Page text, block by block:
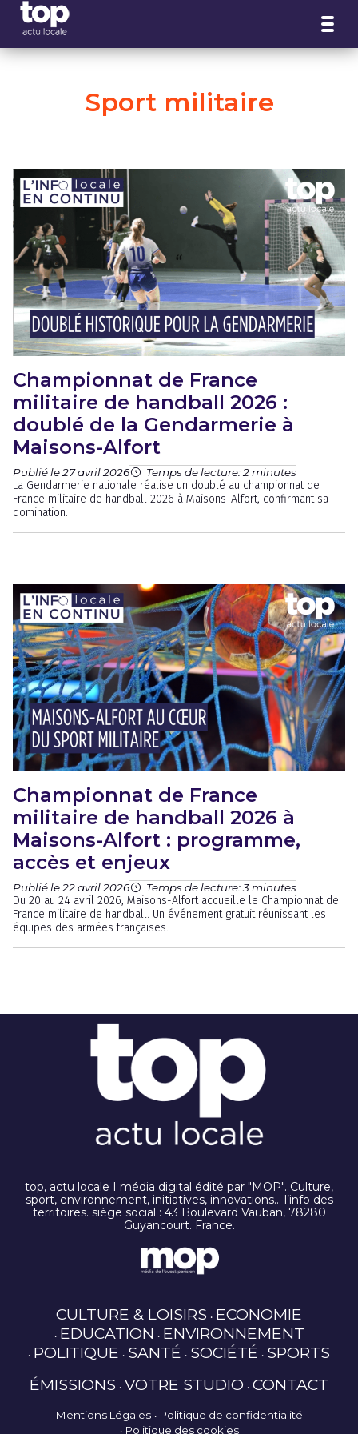
Sport militaire
Championnat de France
militaire de handball 2026 :
doublé de la Gendarmerie à
Maisons-Alfort
Publié le 27 avril 2026 Temps de lecture: 2 minutes
La Gendarmerie nationale réalise un doublé au championnat de
France militaire de handball 2026 à Maisons-Alfort, confirmant sa
domination.
Championnat de France
militaire de handball 2026 à
Maisons-Alfort : programme,
accès et enjeux
Publié le 22 avril 2026 Temps de lecture: 3 minutes
Du 20 au 24 avril 2026, Maisons-Alfort accueille le Championnat de
France militaire de handball. Un événement gratuit réunissant les
équipes des armées françaises.
top, actu locale I média digital édité par "MOP". Culture,
sport, environnement, initiatives, innovations… l’info des
territoires. siège social : 43 Boulevard Vauban, 78280
Guyancourt. France.
CULTURE & LOISIRS ECONOMIE
EDUCATION ENVIRONNEMENT
POLITIQUE SANTÉ SOCIÉTÉ SPORTS
ÉMISSIONS VOTRE STUDIO CONTACT
Mentions Légales
Politique de confidentialité
Politique des cookies
Panneau de gestion des cookies